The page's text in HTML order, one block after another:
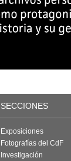
SECCIONES
Exposiciones
Fotografías del CdF
Investigación